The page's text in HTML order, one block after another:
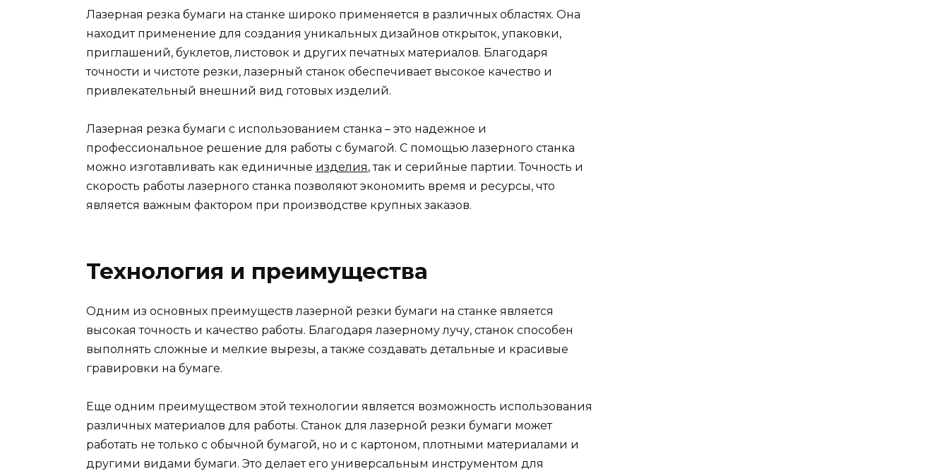
Лазерная резка бумаги на станке широко применяется в различных областях. Она
находит применение для создания уникальных дизайнов открыток, упаковки,
приглашений, буклетов, листовок и других печатных материалов. Благодаря
точности и чистоте резки, лазерный станок обеспечивает высокое качество и
привлекательный внешний вид готовых изделий.
Лазерная резка бумаги с использованием станка – это надежное и
профессиональное решение для работы с бумагой. С помощью лазерного станка
можно изготавливать как единичные изделия, так и серийные партии. Точность и
скорость работы лазерного станка позволяют экономить время и ресурсы, что
является важным фактором при производстве крупных заказов.
Технология и преимущества
Одним из основных преимуществ лазерной резки бумаги на станке является
высокая точность и качество работы. Благодаря лазерному лучу, станок способен
выполнять сложные и мелкие вырезы, а также создавать детальные и красивые
гравировки на бумаге.
Еще одним преимуществом этой технологии является возможность использования
различных материалов для работы. Станок для лазерной резки бумаги может
работать не только с обычной бумагой, но и с картоном, плотными материалами и
другими видами бумаги. Это делает его универсальным инструментом для